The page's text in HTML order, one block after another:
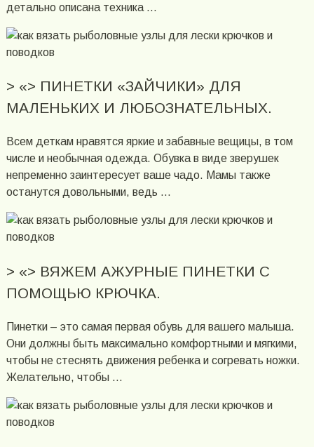
детально описана техника …
> «> ПИНЕТКИ «ЗАЙЧИКИ» ДЛЯ
МАЛЕНЬКИХ И ЛЮБОЗНАТЕЛЬНЫХ.
Всем деткам нравятся яркие и забавные вещицы, в том
числе и необычная одежда. Обувка в виде зверушек
непременно заинтересует ваше чадо. Мамы также
останутся довольными, ведь …
> «> ВЯЖЕМ АЖУРНЫЕ ПИНЕТКИ С
ПОМОЩЬЮ КРЮЧКА.
Пинетки – это самая первая обувь для вашего малыша.
Они должны быть максимально комфортными и мягкими,
чтобы не стеснять движения ребенка и согревать ножки.
Желательно, чтобы …